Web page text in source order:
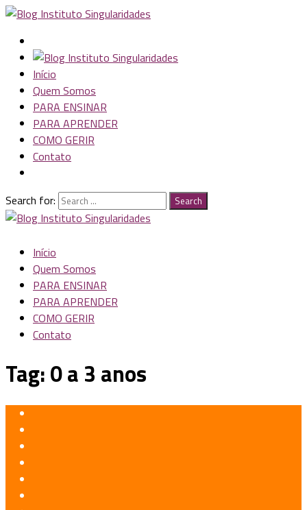
Início
Quem Somos
PARA ENSINAR
PARA APRENDER
COMO GERIR
Contato
Search for: Search
Início
Quem Somos
PARA ENSINAR
PARA APRENDER
COMO GERIR
Contato
Tag:0 a 3 anos